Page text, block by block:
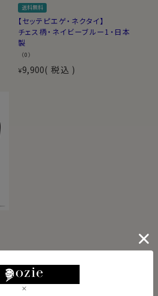
送料無料
【セッテピエゲ・ネクタイ】
チェス柄・ネイビーブルー1・日本
製
（0）
¥9,900 税込